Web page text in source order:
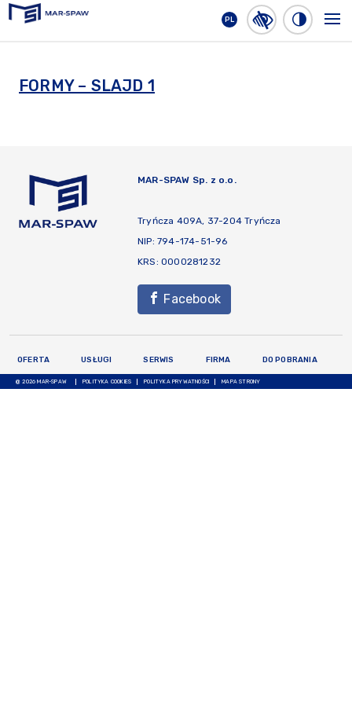
PL
FORMY – SLAJD 1
MAR-SPAW Sp. z o.o.
Tryńcza 409A, 37-204 Tryńcza
NIP: 794-174-51-96
KRS: 0000281232
Facebook
OFERTA USŁUGI SERWIS FIRMA DO POBRANIA
@ 2026 MAR-SPAW POLITYKA COOKIES POLITYKA PRYWATNOŚCI MAPA STRONY